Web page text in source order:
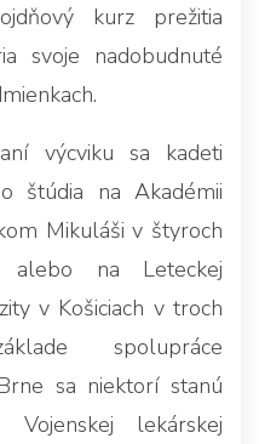
kurz prežitia
svoje nadobudnuté
výcviku sa kadeti
štúdia na Akadémii
Mikuláši v štyroch
alebo na Leteckej
v Košiciach v troch
spolupráce
sa niektorí stanú
Vojenskej lekárskej